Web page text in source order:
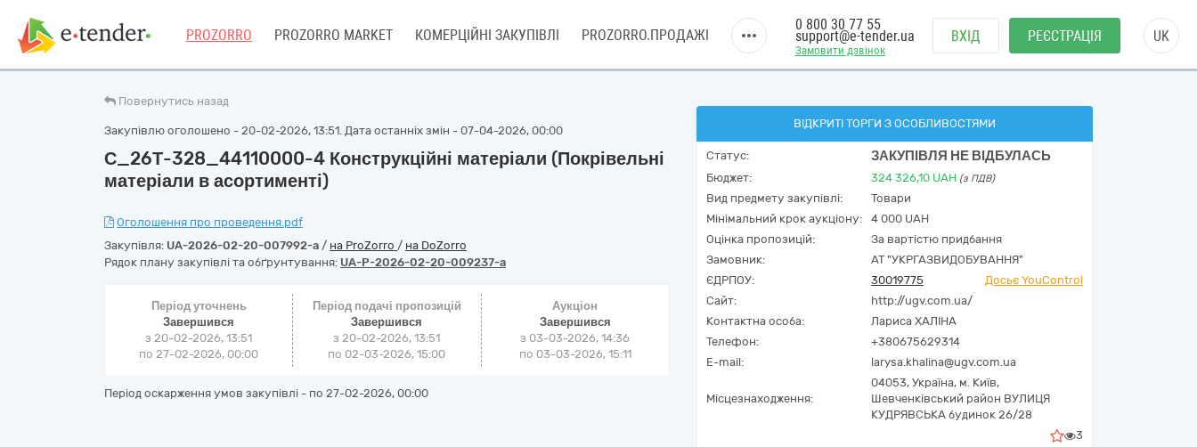
PROZORRO PROZORRO MARKET КОМЕРЦІЙНІ ЗАКУПІВЛІ PROZORRO.ПРОДАЖІ
Замовити дзвінок
0 800 30 77 55
support@e-tender.ua ВХІД РЕЄСТРАЦІЯ UK
Повернутись назад
Закупівлю оголошено - 20-02-2026, 13:51. Дата останніх змін - 07-04-2026, 00:00
С_26Т-328_44110000-4 Конструкційні матеріали (Покрівельні
матеріали в асортименті)
Оголошення про проведення.pdf
Закупівля: UA-2026-02-20-007992-a / на ProZorro / на DoZorro
Рядок плану закупівлі та обґрунтування: UA-P-2026-02-20-009237-a
Період уточнень
Завершився
з 20-02-2026, 13:51
по 27-02-2026, 00:00
Період подачі пропозицій
Завершився
з 20-02-2026, 13:51
по 02-03-2026, 15:00
Аукціон
Завершився
з 03-03-2026, 14:36
по 03-03-2026, 15:11
Період оскарження умов закупівлі - по 27-02-2026, 00:00
ВІДКРИТІ ТОРГИ З ОСОБЛИВОСТЯМИ
Статус: ЗАКУПІВЛЯ НЕ ВІДБУЛАСЬ
Бюджет: 324 326,10 UAH (з ПДВ)
Вид предмету закупівлі:
Товари
Мінімальний крок аукціону:
4 000 UAH
Оцінка пропозицій:
За вартістю придбання
Замовник:
АТ "УКРГАЗВИДОБУВАННЯ"
ЄДРПОУ:
30019775
Досьє YouControl
Сайт:
http://ugv.com.ua/
Контактна особа:
Лариса ХАЛІНА
Телефон:
+380675629314
E-mail:
larysa.khalina@ugv.com.ua
Місцезнаходження:
04053, Україна, м. Київ,
Шевченківський район ВУЛИЦЯ
КУДРЯВСЬКА будинок 26/28
3